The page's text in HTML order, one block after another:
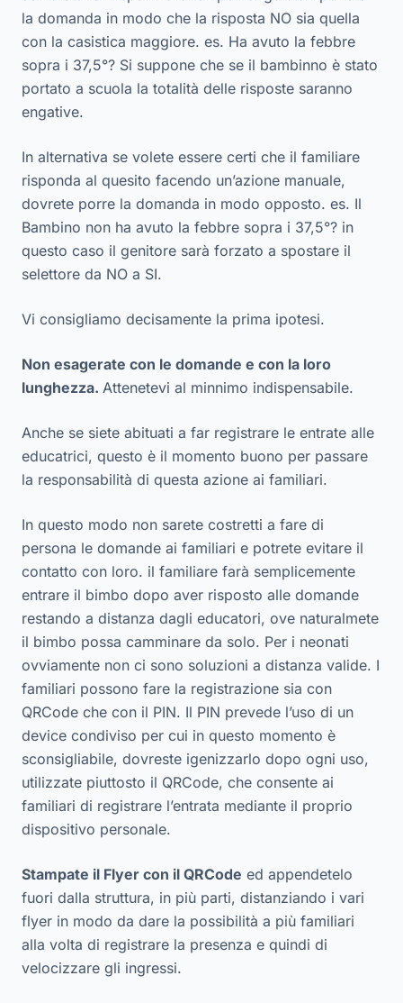
la domanda in modo che la risposta NO sia quella
con la casistica maggiore. es. Ha avuto la febbre
sopra i 37,5°? Si suppone che se il bambinno è stato
portato a scuola la totalità delle risposte saranno
engative.
In alternativa se volete essere certi che il familiare
risponda al quesito facendo un’azione manuale,
dovrete porre la domanda in modo opposto. es. Il
Bambino non ha avuto la febbre sopra i 37,5°? in
questo caso il genitore sarà forzato a spostare il
selettore da NO a SI.
Vi consigliamo decisamente la prima ipotesi.
Non esagerate con le domande e con la loro
lunghezza. Attenetevi al minnimo indispensabile.
Anche se siete abituati a far registrare le entrate alle
educatrici, questo è il momento buono per passare
la responsabilità di questa azione ai familiari.
In questo modo non sarete costretti a fare di
persona le domande ai familiari e potrete evitare il
contatto con loro. il familiare farà semplicemente
entrare il bimbo dopo aver risposto alle domande
restando a distanza dagli educatori, ove naturalmete
il bimbo possa camminare da solo. Per i neonati
ovviamente non ci sono soluzioni a distanza valide. I
familiari possono fare la registrazione sia con
QRCode che con il PIN. Il PIN prevede l’uso di un
device condiviso per cui in questo momento è
sconsigliabile, dovreste igenizzarlo dopo ogni uso,
utilizzate piuttosto il QRCode, che consente ai
familiari di registrare l’entrata mediante il proprio
dispositivo personale.
Stampate il Flyer con il QRCode ed appendetelo
fuori dalla struttura, in più parti, distanziando i vari
flyer in modo da dare la possibilità a più familiari
alla volta di registrare la presenza e quindi di
velocizzare gli ingressi.